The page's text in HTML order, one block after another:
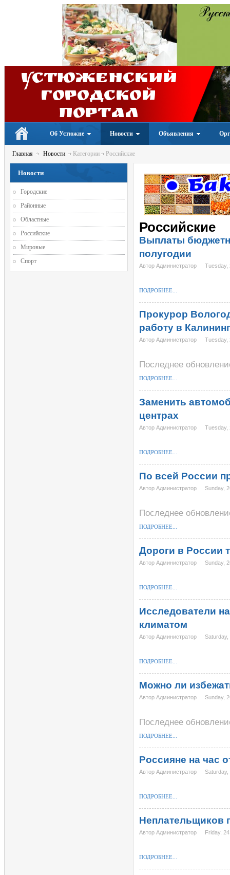
Устюженский
Городской
портал
Об Устюжне Новости Объявления
Главная Новости Категории Российские
Российские
Выплаты
полугодии
Автор Администратор Tuesday,
ПОДРОБНЕЕ...
Прокурор
работу в
Автор Администратор Tuesday,
Последнее
ПОДРОБНЕЕ...
Заменить
центрах
Автор Администратор Tuesday,
ПОДРОБНЕЕ...
По всей России
Автор Администратор Sunday,
Последнее
ПОДРОБНЕЕ...
Дороги в России
Автор Администратор Sunday,
ПОДРОБНЕЕ...
Исследователи
климатом
Автор Администратор
ПОДРОБНЕЕ...
Можно ли
Автор Администратор Sunday,
Последнее
ПОДРОБНЕЕ...
Россияне на час
Автор Администратор
ПОДРОБНЕЕ...
Неплательщиков
Автор Администратор Friday,
ПОДРОБНЕЕ...
Новости
Городские
Районные
Областные
Российские
Мировые
Спорт